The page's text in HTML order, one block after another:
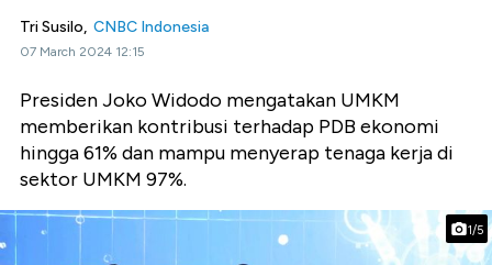
Tri Susilo, CNBC Indonesia
07 March 2024 12:15
Presiden Joko Widodo mengatakan UMKM
memberikan kontribusi terhadap PDB ekonomi
hingga 61% dan mampu menyerap tenaga kerja di
sektor UMKM 97%.
1/5